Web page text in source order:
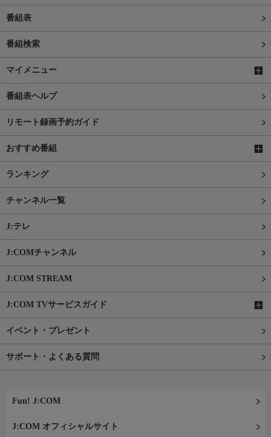
番組表
番組検索
マイメニュー
番組表ヘルプ
リモート録画予約ガイド
おすすめ番組
ランキング
チャンネル一覧
J:テレ
J:COMチャンネル
J:COM STREAM
J:COM TVサービスガイド
イベント・プレゼント
サポート・よくある質問
Fun! J:COM
J:COM オフィシャルサイト